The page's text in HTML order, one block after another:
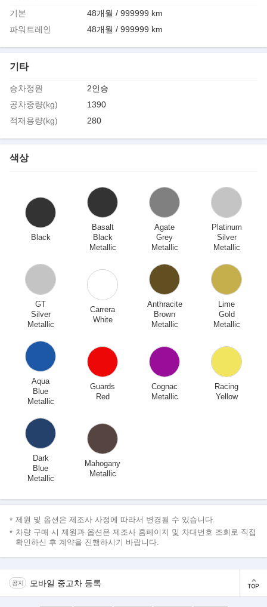
기본
48개월 / 999999 km
파워트레인
48개월 / 999999 km
기타
승차정원
2인승
공차중량(kg)
1390
적재용량(kg)
280
색상
Black
Basalt
Black
Metallic
Agate
Grey
Metallic
Platinum
Silver
Metallic
GT
Silver
Metallic
Carrera
White
Anthracite
Brown
Metallic
Lime
Gold
Metallic
Aqua
Blue
Metallic
Guards
Red
Cognac
Metallic
Racing
Yellow
Dark
Blue
Metallic
Mahogany
Metallic
제원 및 옵션은 제조사 사정에 따라서 변경될 수 있습니다.
차량 구매 시 제원과 옵션은 제조사 홈페이지 및 차대번호 조회로 직접
확인하신 후 계약을 진행하시기 바랍니다.
공지 모바일 중고차 등록